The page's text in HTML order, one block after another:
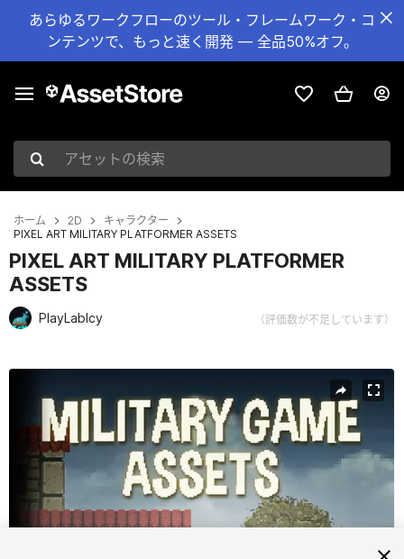
あらゆるワークフローのツール・フレームワーク・コ
ンテンツで、もっと速く開発 — 全品50%オフ。
アセットの検索
ホーム 2D
キャラクター
PIXEL ART MILITARY PLATFORMER ASSETS
PIXEL ART MILITARY PLATFORMER
ASSETS
PlayLabIcy （評価数が不足しています）